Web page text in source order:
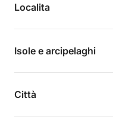
Localita
Isole e arcipelaghi
Città